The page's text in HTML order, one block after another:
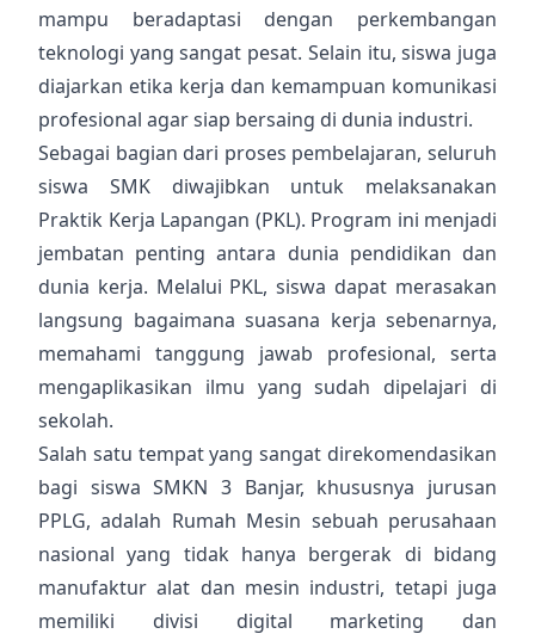
mampu beradaptasi dengan perkembangan
teknologi yang sangat pesat. Selain itu, siswa juga
diajarkan etika kerja dan kemampuan komunikasi
profesional agar siap bersaing di dunia industri.
Sebagai bagian dari proses pembelajaran, seluruh
siswa SMK diwajibkan untuk melaksanakan
Praktik Kerja Lapangan (PKL). Program ini menjadi
jembatan penting antara dunia pendidikan dan
dunia kerja. Melalui PKL, siswa dapat merasakan
langsung bagaimana suasana kerja sebenarnya,
memahami tanggung jawab profesional, serta
mengaplikasikan ilmu yang sudah dipelajari di
sekolah.
Salah satu tempat yang sangat direkomendasikan
bagi siswa SMKN 3 Banjar, khususnya jurusan
PPLG, adalah Rumah Mesin sebuah perusahaan
nasional yang tidak hanya bergerak di bidang
manufaktur alat dan mesin industri, tetapi juga
memiliki divisi digital marketing dan